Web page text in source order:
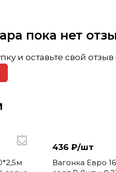
пока нет
и оставьте свой
436 ₽/шт
Вагонка Евро